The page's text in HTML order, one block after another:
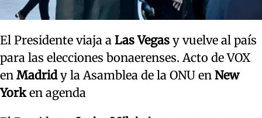
El Presidente viaja a Las Vegas y vuelve al país
para las elecciones bonaerenses. Acto de VOX
en Madridy la Asamblea de la ONU en New
Yorken agenda